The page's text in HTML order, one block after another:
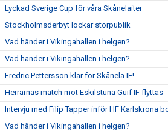
Lyckad Sverige Cup för våra Skånelaiter
Stockholmsderbyt lockar storpublik
Vad händer i Vikingahallen i helgen?
Vad händer i Vikingahallen i helgen?
Fredric Pettersson klar för Skånela IF!
Herrarnas match mot Eskilstuna Guif IF flyttas
Intervju med Filip Tapper inför HF Karlskrona
Vad händer i Vikingahallen i helgen?